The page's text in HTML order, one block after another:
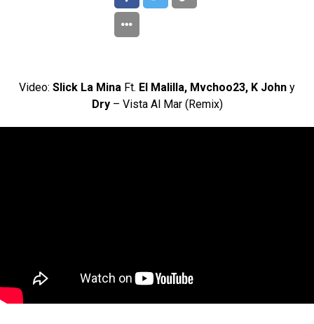
Video: Slick La Mina Ft. El Malilla, Mvchoo23, K John y
Dry – Vista Al Mar (Remix)